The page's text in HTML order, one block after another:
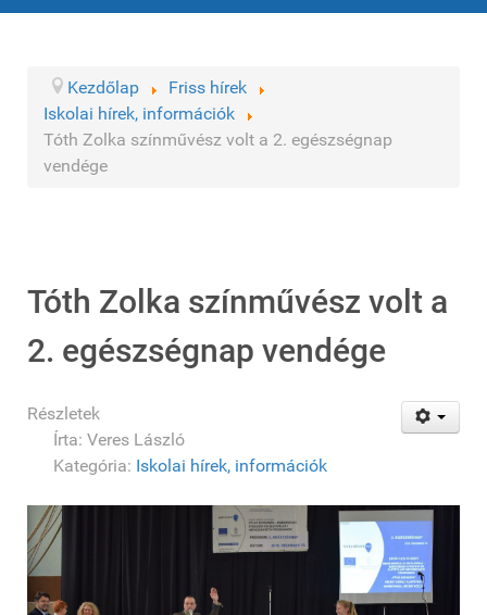
Kezdőlap
Friss hírek
Iskolai hírek, információk
Tóth Zolka színművész volt a 2. egészségnap
vendége
Tóth Zolka színművész volt a
2. egészségnap vendége
Részletek
Írta: Veres László
Kategória: Iskolai hírek, információk